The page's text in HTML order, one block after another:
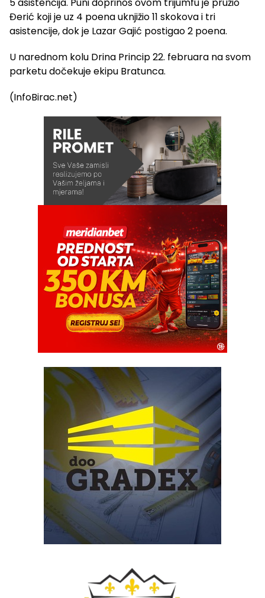
5 asistencija. Puni doprinos ovom trijumfu je pružio
Đerić koji je uz 4 poena uknjižio 11 skokova i tri
asistencije, dok je Lazar Gajić postigao 2 poena.
U narednom kolu Drina Princip 22. februara na svom
parketu dočekuje ekipu Bratunca.
(InfoBirac.net)